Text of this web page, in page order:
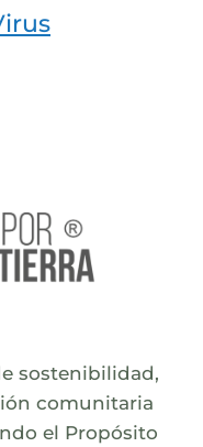
sostenibilidad,
comunitaria
el Propósito